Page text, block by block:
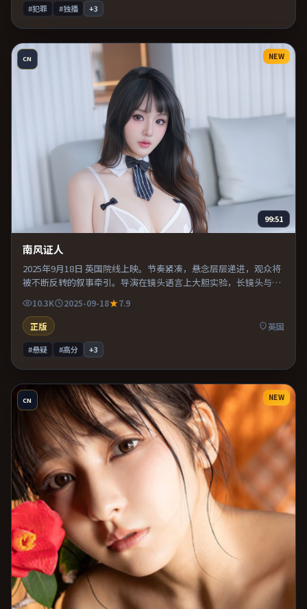
#犯罪 #独播 +3
CN NEW
99:51
南风证人
2025年9月18日 英国院线上映。节奏紧凑，悬念层层递进，观众将
被不断反转的叙事牵引。导演在镜头语言上大胆实验，长镜头与特
足。
10.3K 2025-09-18
7.9
正版
英国
#悬疑 #高分 +3
CN NEW